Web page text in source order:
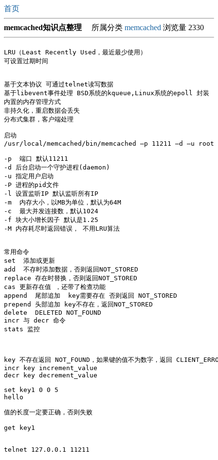
首页
memcached知识点整理 所属分类 memcached 浏览量 2330
LRU（Least Recently Used，最近最少使用）
可设置过期时间
基于文本协议 可通过telnet读写数据
基于libevent事件处理 BSD系统的kqueue,Linux系统的epoll 封装
内置的内存管理方式
非持久化，重启数据会丢失
分布式集群，客户端处理
启动
/usr/local/memcached/bin/memcached –p 11211 –d –u root
-p  端口 默认11211
-d 后台启动一个守护进程(daemon)
-u 指定用户启动
-P 进程的pid文件
-l 设置监听IP 默认监听所有IP
-m  内存大小，以MB为单位，默认为64M
-c  最大并发连接数，默认1024
-f 块大小增长因子 默认是1.25
-M 内存耗尽时返回错误， 不用LRU算法
常用命令
set  添加或更新
add  不存时添加数据，否则返回NOT_STORED
replace 存在时替换，否则返回NOT_STORED
cas 更新存在值 ，还带了检查功能
append  尾部追加  key需要存在 否则返回 NOT_STORED
prepend 头部追加 key不存在，返回NOT_STORED
delete  DELETED NOT_FOUND
incr 与 decr 命令
stats 监控
key 不存在返回 NOT_FOUND，如果键的值不为数字，返回
incr key increment_value
decr key decrement_value
set key1 0 0 5
值的长度一定要正确，否则失败
get key1
telnet 127.0.0.1 11211